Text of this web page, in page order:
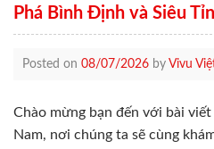
Phá Bình Định và Siêu
Posted on 08/07/2026 by Vivu
Chào mừng bạn đến với bài
Nam, nơi chúng ta sẽ cùng